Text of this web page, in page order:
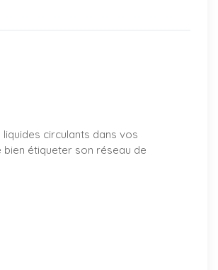
circulants dans vos
étiqueter son réseau de